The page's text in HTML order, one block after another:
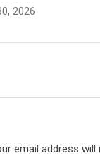
email address will